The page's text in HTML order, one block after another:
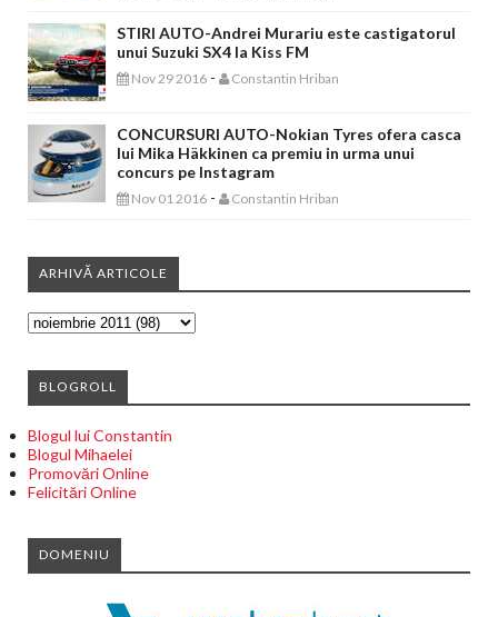
STIRI AUTO-Andrei Murariu este castigatorul
unui Suzuki SX4 la Kiss FM
Nov 29 2016 - Constantin Hriban
CONCURSURI AUTO-Nokian Tyres ofera casca
lui Mika Häkkinen ca premiu in urma unui
concurs pe Instagram
Nov 01 2016 - Constantin Hriban
ARHIVĂ ARTICOLE
BLOGROLL
Blogul lui Constantin
Blogul Mihaelei
Promovări Online
Felicitări Online
DOMENIU